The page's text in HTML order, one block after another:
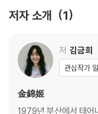
저자 소개 1
저 김금희
관심작가
金錦姬
1979년 부산에서 태어